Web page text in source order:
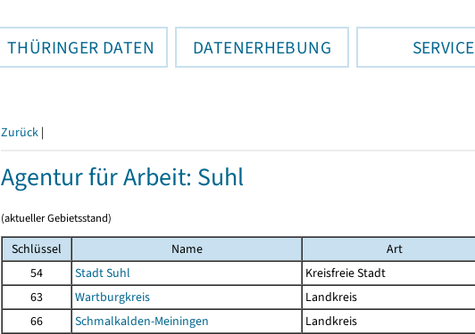
THÜRINGER DATEN DATENERHEBUNG SERVICE
Zurück |
Agentur für Arbeit: Suhl
(aktueller Gebietsstand)
Schlüssel Name
Art
54
Stadt Suhl
Kreisfreie Stadt
63
Wartburgkreis
Landkreis
66
Schmalkalden-Meiningen
Landkreis